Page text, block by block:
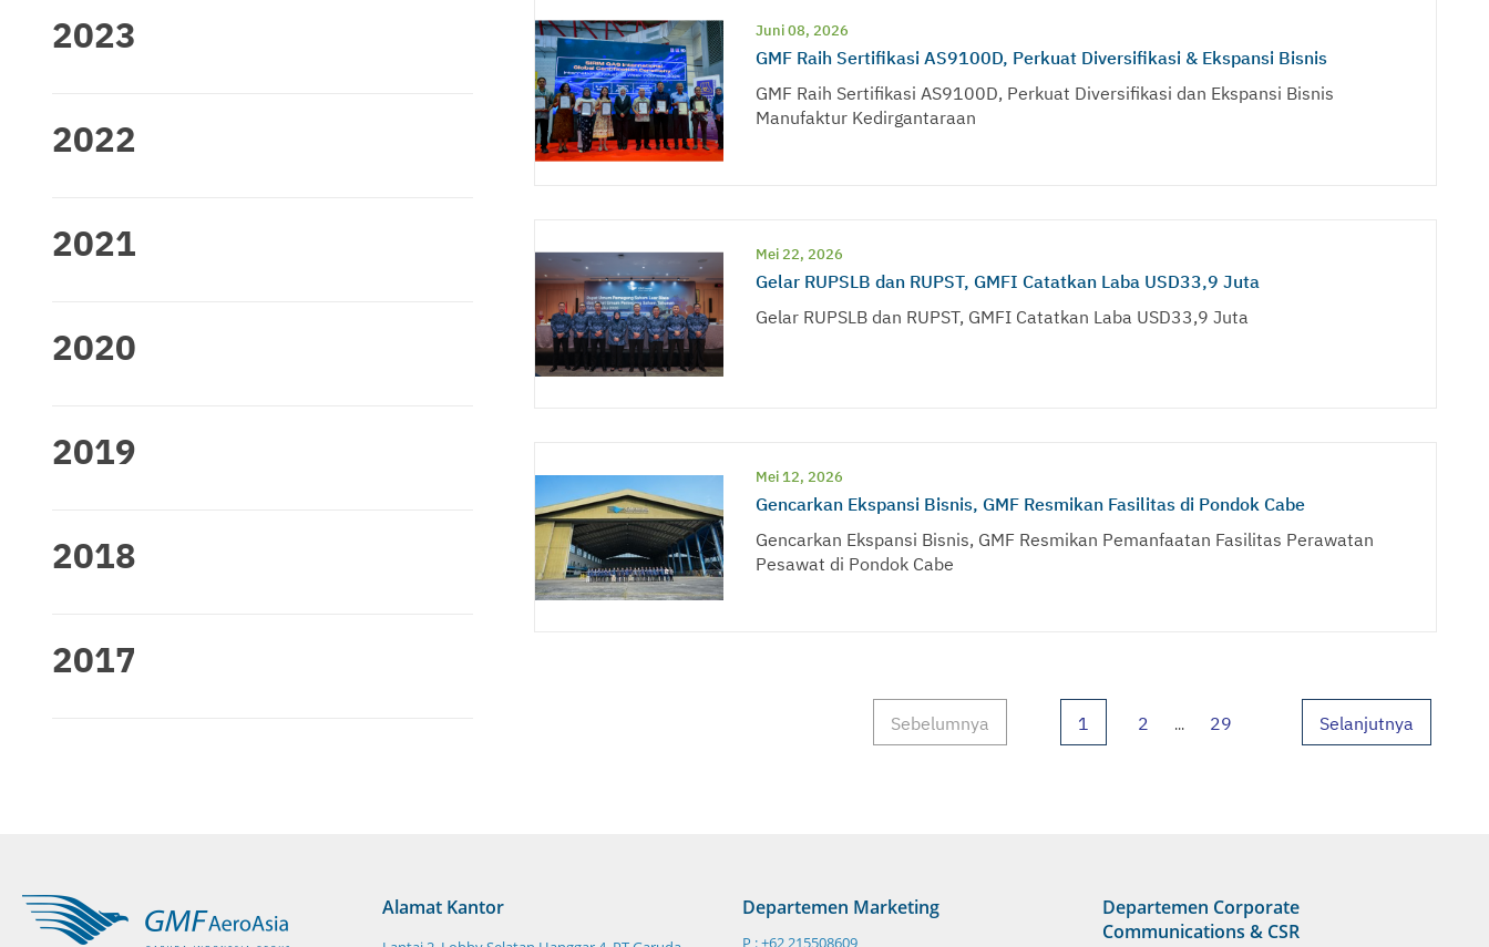
2023
2022
2021
2020
2019
2018
2017
Juni 08, 2026
GMF Raih Sertifikasi AS9100D, Perkuat Diversifikasi & Ekspansi Bisnis
GMF Raih Sertifikasi AS9100D, Perkuat Diversifikasi dan Ekspansi Bisnis
Manufaktur Kedirgantaraan
Mei 22, 2026
Gelar RUPSLB dan RUPST, GMFI Catatkan Laba USD33,9 Juta
Gelar RUPSLB dan RUPST, GMFI Catatkan Laba USD33,9 Juta
Mei 12, 2026
Gencarkan Ekspansi Bisnis, GMF Resmikan Fasilitas di Pondok Cabe
Gencarkan Ekspansi Bisnis, GMF Resmikan Pemanfaatan Fasilitas Perawatan
Pesawat di Pondok Cabe
Sebelumnya 1 2 ... 29 Selanjutnya
Alamat Kantor Departemen Marketing
P : +62 215508609
Departemen Corporate
Communications & CSR